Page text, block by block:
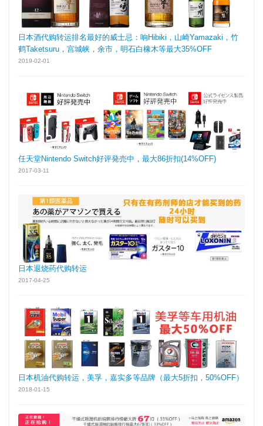
日本酒代购转运排名最好的威士忌：响Hibiki，山崎Yamazaki，竹
鹤Taketsuru，宫城峡，余市，明石白橡木等最大35%OFF
2019-02-01
任天堂Nintendo Switch好评発売中，最大86折扣(14%OFF)
2017-03-11
日本退烧药代购转运
2017-04-25
日本机油代购转运，美孚，嘉实多等品牌（最大5折扣，50%OFF）
2018-01-15